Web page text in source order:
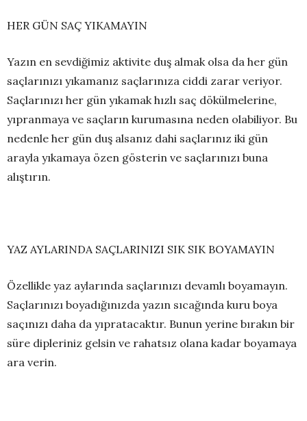
HER GÜN SAÇ YIKAMAYIN
Yazın en sevdiğimiz aktivite duş almak olsa da her gün
saçlarınızı yıkamanız saçlarınıza ciddi zarar veriyor.
Saçlarınızı her gün yıkamak hızlı saç dökülmelerine,
yıpranmaya ve saçların kurumasına neden olabiliyor. Bu
nedenle her gün duş alsanız dahi saçlarınız iki gün
arayla yıkamaya özen gösterin ve saçlarınızı buna
alıştırın.
YAZ AYLARINDA SAÇLARINIZI SIK SIK BOYAMAYIN
Özellikle yaz aylarında saçlarınızı devamlı boyamayın.
Saçlarınızı boyadığınızda yazın sıcağında kuru boya
saçınızı daha da yıpratacaktır. Bunun yerine bırakın bir
süre dipleriniz gelsin ve rahatsız olana kadar boyamaya
ara verin.